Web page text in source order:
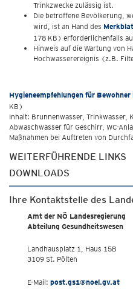
Trinkzwecke zulässig ist.
Die betroffene Bevölkerung,
wird, ist an Hand des
178 KB) erforderlichenfalls
Hinweis auf die Wartung von
Hochwasserereignis (z.B.
Hygieneempfehlungen für
KB)
Inhalt: Brunnenwasser, Trinkwasser,
Abwaschwasser für Geschirr, WC-
Maßnahmen bei Auftreten von
WEITERFÜHRENDE LINKS
DOWNLOADS
Ihre Kontaktstelle des
Amt der NÖ Landesregierung
Abteilung Gesundheitswesen
Landhausplatz 1, Haus 15B
3109 St. Pölten
E-Mail: post.gs1@noel.gv.at